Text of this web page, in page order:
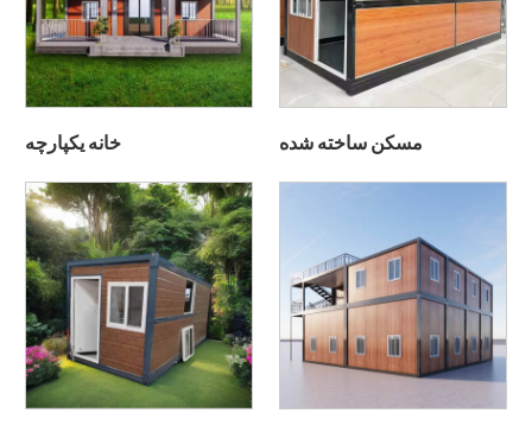
خانه یکپارچه مسکن ساخته شده